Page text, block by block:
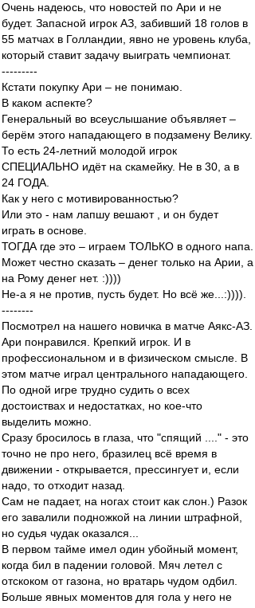
Очень надеюсь, что новостей по Ари и не
будет. Запасной игрок АЗ, забивший 18 голов в
55 матчах в Голландии, явно не уровень клуба,
который ставит задачу выиграть чемпионат.
---------
Кстати покупку Ари – не понимаю.
В каком аспекте?
Генеральный во всеуслышание объявляет –
берём этого нападающего в подзамену Велику.
То есть 24-летний молодой игрок
СПЕЦИАЛЬНО идёт на скамейку. Не в 30, а в
24 ГОДА.
Как у него с мотивированностью?
Или это - нам лапшу вешают , и он будет
играть в основе.
ТОГДА где это – играем ТОЛЬКО в одного напа.
Может честно сказать – денег только на Арии, а
на Рому денег нет. :))))
Не-а я не против, пусть будет. Но всё же...:)))).
--------
Посмотрел на нашего новичка в матче Аякс-АЗ.
Ари понравился. Крепкий игрок. И в
профессиональном и в физическом смысле. В
этом матче играл центрального нападающего.
По одной игре трудно судить о всех
достоиствах и недостатках, но кое-что
выделить можно.
Сразу бросилось в глаза, что "спящий ...." - это
точно не про него, бразилец всё время в
движении - открывается, прессингует и, если
надо, то отходит назад.
Сам не падает, на ногах стоит как слон.) Разок
его завалили подножкой на линии штрафной,
но судья чудак оказался...
В первом тайме имел один убойный момент,
когда бил в падении головой. Мяч летел с
отскоком от газона, но вратарь чудом одбил.
Больше явных моментов для гола у него не